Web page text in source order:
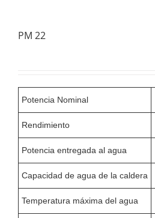
PM 22
Potencia Nominal
Rendimiento
Potencia entregada al agua
Capacidad de agua de la caldera
Temperatura máxima del agua